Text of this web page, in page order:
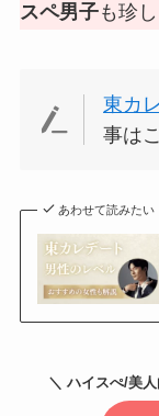
スペ男子も珍
東カ
事は
あわせて読みたい
＼ ハイスぺ/美